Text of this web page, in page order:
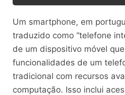
Um smartphone, em
traduzido como “telefone
de um dispositivo móvel
funcionalidades de um
tradicional com recursos
computação. Isso inclui